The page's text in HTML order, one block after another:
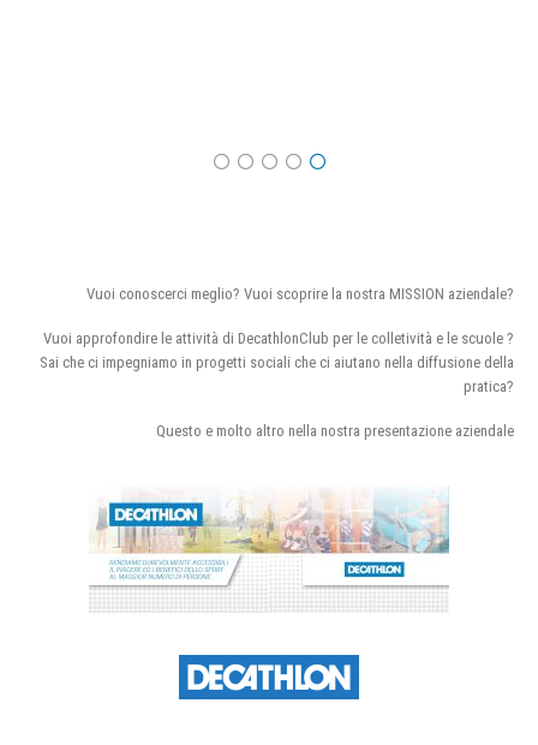
Vuoi conoscerci meglio? Vuoi scoprire la nostra MISSION aziendale?
Vuoi approfondire le attività di DecathlonClub per le colletività e le scuole ?
Sai che ci impegniamo in progetti sociali che ci aiutano nella diffusione della
pratica?
Questo e molto altro nella nostra presentazione aziendale